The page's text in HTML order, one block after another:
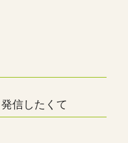
信したくて